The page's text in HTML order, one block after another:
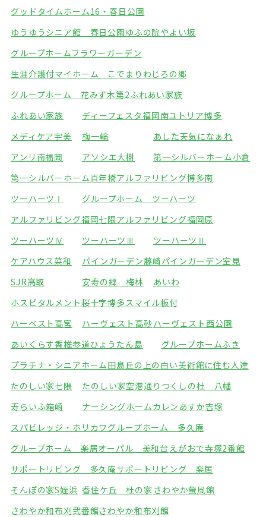
グッドタイムホーム16・春日公園
ゆうゆうシニア館 春日公園 ゆふの院やよい坂
グループホームフラワーガーデン
生涯介護付マイホーム こでまり わじろの郷
グループホーム 花みず木第2ふれあい家族
ふれあい家族
ディーフェスタ福岡南ユトリア博多
メディケア宇美
梅一輪
あした天気になぁれ
アンリ南福岡
アソシエ大樹
第一シルバーホーム小倉
第一シルバーホーム百年橋アルファリビング博多南
ツーハーツⅠ
グループホーム ツーハーツ
アルファリビング福岡七隈アルファリビング福岡原
ツーハーツⅣ
ツーハーツⅢ
ツーハーツⅡ
ケアハウス菜和
パインガーデン藤崎パインガーデン室見
SJR高取
安寿の郷 梅林
あいわ
ホスピタルメント桜十字博多スマイル板付
ハーベスト高宮
ハーヴェスト高砂 ハーヴェスト西公園
あいくらす香椎参道ひょうたん島
グループホームふき
プラチナ・シニアホーム田島丘の上の白い美術館に住む人達
たのしい家七隈
たのしい家空港通り つくしの杜 八幡
寿らいふ箱崎
ナーシングホームカレン あすか吉塚
スパビレッジ・ホリカワ グループホーム 多久庵
グループホーム 楽居オーパル 美和台 えがおで寺塚2番館
サポートリビング 多久庵サポートリビング 楽居
そんぽの家S姪浜 香住ケ丘 杜の家 さわやか螢風館
さわやか和布刈弐番館さわやか和布刈館